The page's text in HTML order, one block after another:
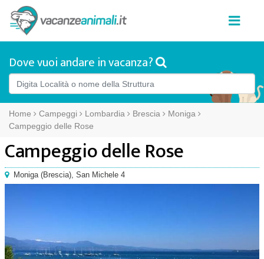
Dove vuoi andare in vacanza?
Home Campeggi Lombardia Brescia
Moniga
Campeggio delle Rose
Campeggio delle Rose
Moniga(Brescia), San Michele 4